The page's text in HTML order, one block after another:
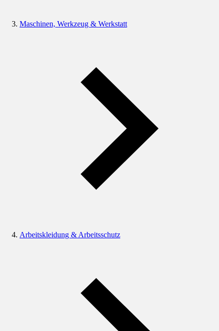
Maschinen, Werkzeug & Werkstatt
Arbeitskleidung & Arbeitsschutz